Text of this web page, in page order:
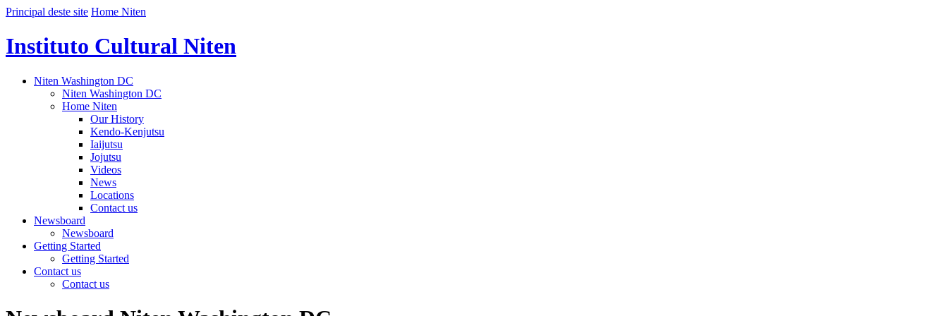
Principal deste site Home Niten
Instituto Cultural Niten
Niten Washington DC
Niten Washington DC
Home Niten
Our History
Kendo-Kenjutsu
Iaijutsu
Jojutsu
Videos
News
Locations
Contact us
Newsboard
Newsboard
Getting Started
Getting Started
Contact us
Contact us